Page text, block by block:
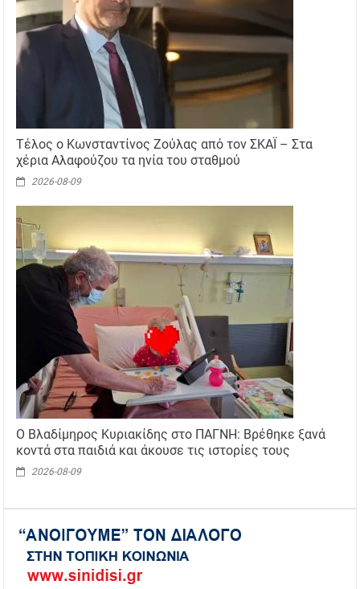
Τέλος ο Κωνσταντίνος Ζούλας από τον ΣΚΑΪ – Στα
χέρια Αλαφούζου τα ηνία του σταθμού
2026-08-09
Ο Βλαδίμηρος Κυριακίδης στο ΠΑΓΝΗ: Βρέθηκε ξανά
κοντά στα παιδιά και άκουσε τις ιστορίες τους
2026-08-09